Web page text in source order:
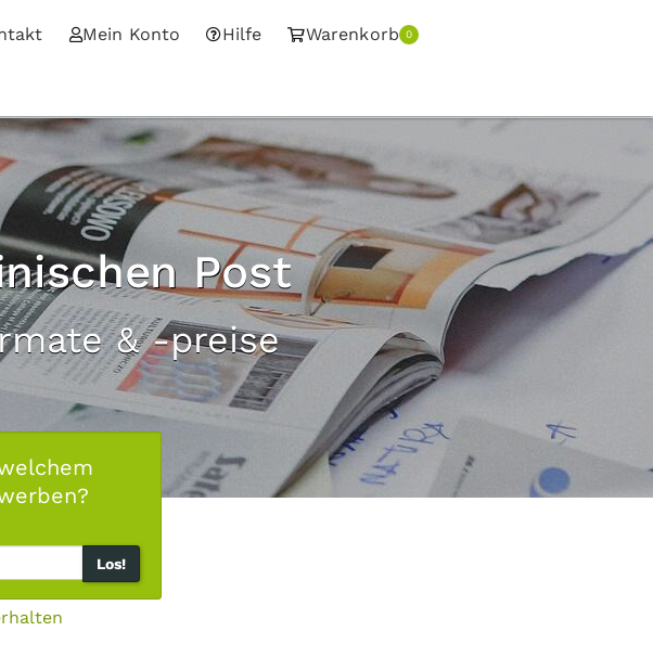
Mein Konto Hilfe Warenkorb 0
Post
& -preise
Los!